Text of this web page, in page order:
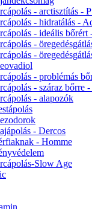
- arctisztítás -
- hidratálás -
- ideális bőrért
-
-
- problémás
- száraz bőrre
- alapozók
- Dercos
- Homme
Slow Age